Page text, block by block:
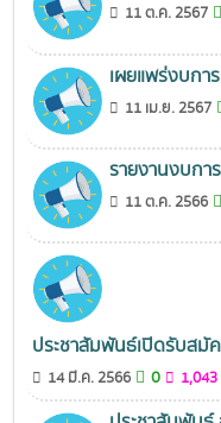
11 ต.ค. 2567
เผยแพร่งบกา
11 เม.ย. 2567
รายงานงบกา
11 ต.ค. 2566
ประชาสัมพันธ์เปิดรับสมั
14 มี.ค. 2566 0 1,043